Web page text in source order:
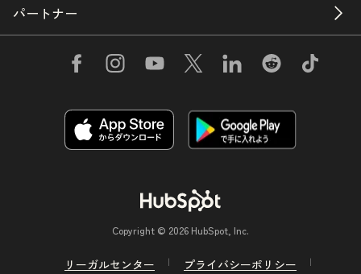
パートナー
Copyright © 2026 HubSpot, Inc.
リーガルセンター
プライバシーポリシー